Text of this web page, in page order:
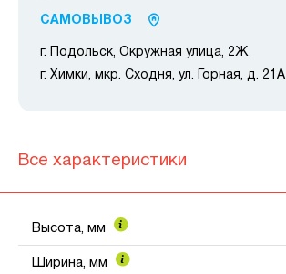
САМОВЫВОЗ
г. Подольск, Окружная улица, 2Ж
г. Химки, мкр. Сходня, ул. Горная, д. 21А
Все характеристики
Высота, мм
Ширина, мм